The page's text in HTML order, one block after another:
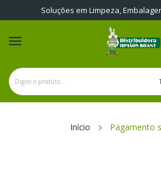
Soluções em Limpeza,
Início Pagamento